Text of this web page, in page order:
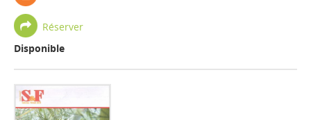
Réserver
Disponible